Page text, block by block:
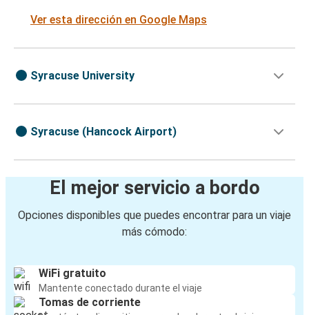
Ver esta dirección en Google Maps
Syracuse University
Syracuse (Hancock Airport)
El mejor servicio a bordo
Opciones disponibles que puedes encontrar para un viaje
más cómodo:
WiFi gratuito
Mantente conectado durante el viaje
Tomas de corriente